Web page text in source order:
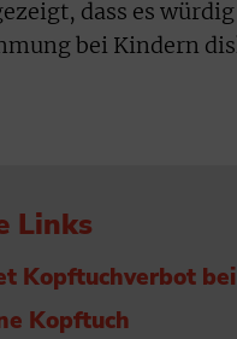
dass es
bei Kindern
Links
Kopftuchverbot
Kopftuch